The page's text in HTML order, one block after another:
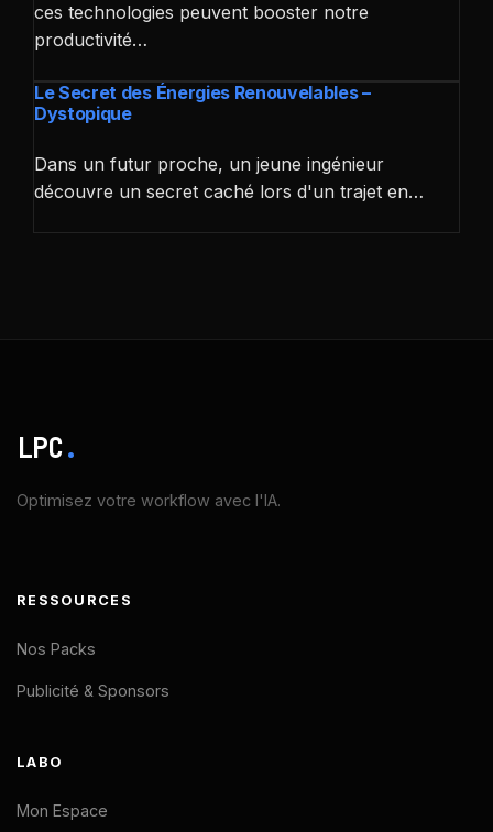
ces technologies peuvent booster notre
productivité…
Le Secret des Énergies Renouvelables –
Dystopique
Dans un futur proche, un jeune ingénieur
découvre un secret caché lors d'un trajet en…
LPC.
Optimisez votre workflow avec l'IA.
RESSOURCES
Nos Packs
Publicité & Sponsors
LABO
Mon Espace